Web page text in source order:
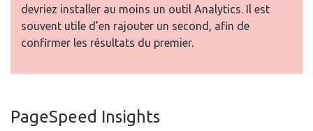
devriez installer au moins un outil Analytics. Il est
souvent utile d’en rajouter un second, afin de
confirmer les résultats du premier.
PageSpeed Insights